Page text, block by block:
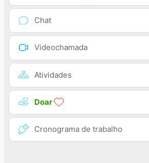
Chat
Videochamada
Atividades
Doar
Cronograma de trabalho